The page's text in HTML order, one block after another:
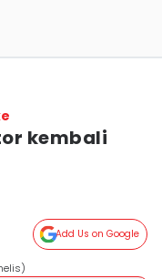
kembali
Add Us on Google